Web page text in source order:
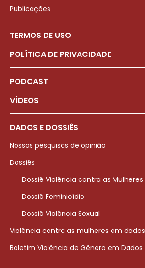
Publicações
TERMOS DE USO
POLÍTICA DE PRIVACIDADE
PODCAST
VÍDEOS
DADOS E DOSSIÊS
Nossas pesquisas de opinião
Dossiês
Dossiê Violência contra as Mulheres
Dossiê Feminicídio
Dossiê Violência Sexual
Violência contra as mulheres em dados
Boletim Violência de Gênero em Dados